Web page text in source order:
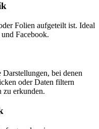
Folien aufgeteilt ist. Ideal
Facebook.
bei denen
oder Daten filtern
zu erkunden.